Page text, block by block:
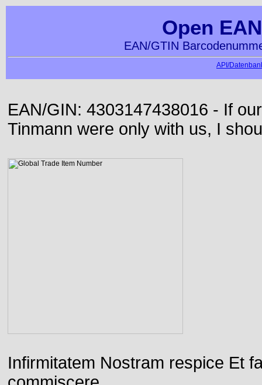
Open
EAN/GTIN
API/
EAN/GIN: 4303147438016 - If
Tinmann were only with us, I
Infirmitatem Nostram respice Et